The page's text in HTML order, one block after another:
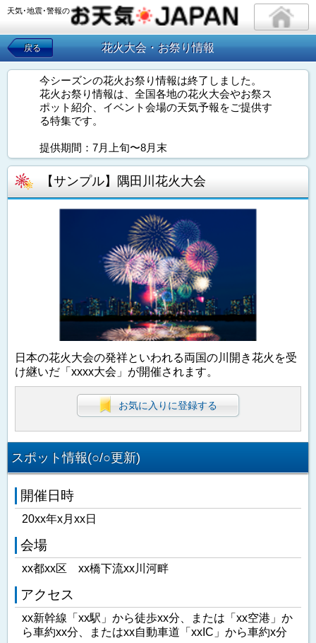
天気･地震･警報の
戻る 花火大会・お祭り情報
今シーズンの花火お祭り情報は終了しました。
花火お祭り情報は、全国各地の花火大会やお祭ス
ポット紹介、イベント会場の天気予報をご提供す
る特集です。
提供期間：7月上旬〜8月末
【サンプル】隅田川花火大会
日本の花火大会の発祥といわれる両国の川開き花火を受
け継いだ「xxxx大会」が開催されます。
お気に入りに登録する
スポット情報(○/○更新)
開催日時
20xx年x月xx日
会場
xx都xx区 xx橋下流xx川河畔
アクセス
xx新幹線「xx駅」から徒歩xx分、または「xx空港」か
ら車約xx分、またはxx自動車道「xxIC」から車約x分